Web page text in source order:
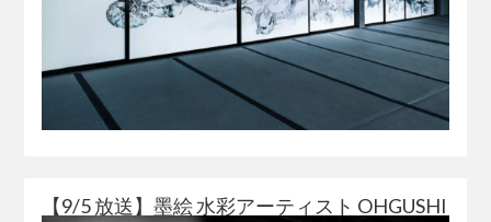
【9/5 放送】墨絵 水彩アーティスト OHGUSHI